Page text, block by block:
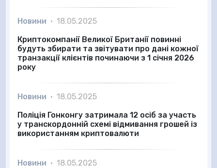
Новини • 18.05.2025
Криптокомпанії Великої Британії повинні
будуть збирати та звітувати про дані кожної
транзакції клієнтів починаючи з 1 січня 2026
року
Новини • 18.05.2025
Поліція Гонконгу затримала 12 осіб за участь
у транскордонній схемі відмивання грошей із
використанням криптовалюти
Новини • 18.05.2025